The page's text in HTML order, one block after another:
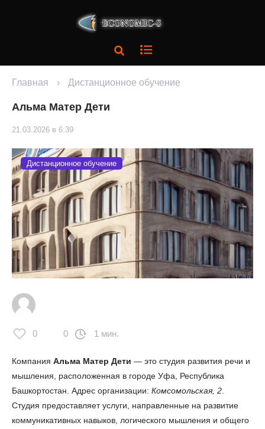
Главная › Дистанционное обучение
Альма Матер Дети
21.03.2026 в 6:39
Дистанционное обучение
0 0 1 мин.
Компания Альма Матер Дети — это студия развития речи и
мышления, расположенная в городе Уфа, Республика
Башкортостан. Адрес организации: Комсомольская, 2
Студия предоставляет услуги, направленные на развитие
коммуникативных навыков, логического мышления и общего